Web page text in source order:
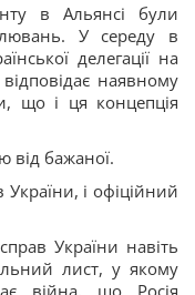
в Альянсі були
У середу в
делегації на
наявному
що і ця концепція
від бажаної.
і офіційний
України навіть
лист, у якому
війна, що Росія